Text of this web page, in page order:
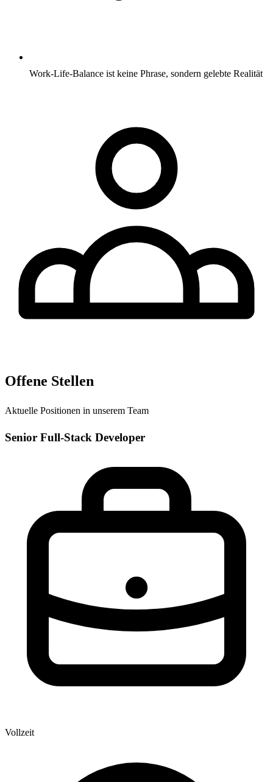
Work-Life-Balance ist keine Phrase, sondern gelebte Realität
Offene Stellen
Aktuelle Positionen in unserem Team
Senior Full-Stack Developer
Vollzeit